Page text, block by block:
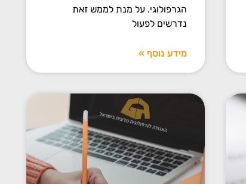
הגרפולוגי. על מנת לממש זאת
נדרשים לפעול
מידע נוסף »